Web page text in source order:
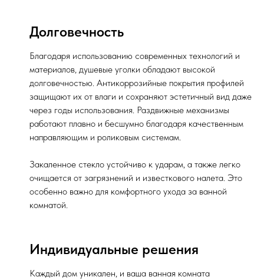
Долговечность
Благодаря использованию современных технологий и
материалов, душевые уголки обладают высокой
долговечностью. Антикоррозийные покрытия профилей
защищают их от влаги и сохраняют эстетичный вид даже
через годы использования. Раздвижные механизмы
работают плавно и бесшумно благодаря качественным
направляющим и роликовым системам.
Закаленное стекло устойчиво к ударам, а также легко
очищается от загрязнений и известкового налета. Это
особенно важно для комфортного ухода за ванной
комнатой.
Индивидуальные решения
Каждый дом уникален, и ваша ванная комната